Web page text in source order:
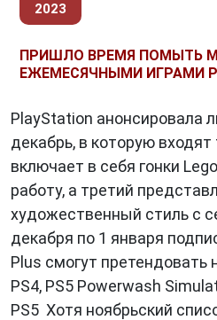
2023
ПРИШЛО ВРЕМЯ ПОМЫТЬ
ЕЖЕМЕСЯЧНЫМИ ИГРАМИ
PlayStation анонсировала
декабрь, в которую
включает в себя гонки
работу, а третий
художественный стиль с
декабря по 1 января
Plus смогут претендовать
PS4, PS5 Powerwash
PS5 Хотя ноябрьский